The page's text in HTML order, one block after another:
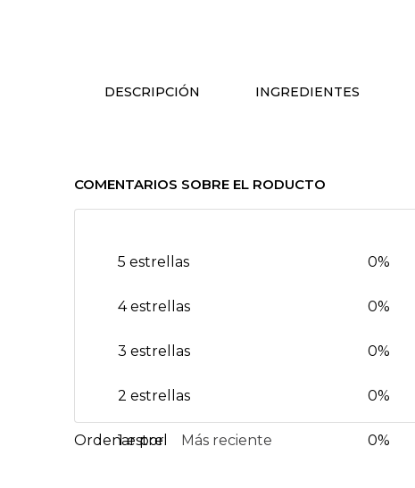
DESCRIPCIÓN INGREDIENTES
COMENTARIOS SOBRE EL RODUCTO
5 estrellas 0%
4 estrellas 0%
3 estrellas 0%
2 estrellas 0%
1 estrella 0%
Más reciente